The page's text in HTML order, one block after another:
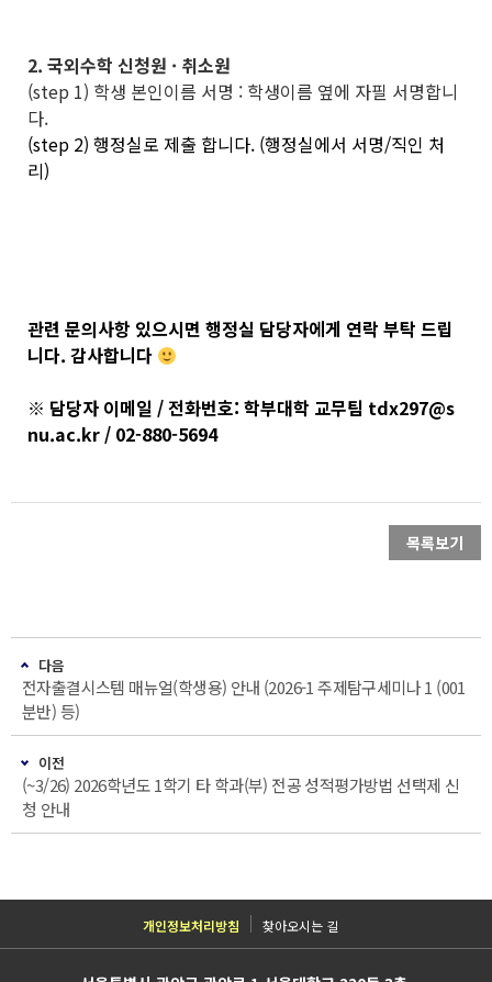
2. 국외수학 신청원 · 취소원
(step 1) 학생 본인이름 서명 : 학생이름 옆에 자필 서명합니
다.
(step 2) 행정실로 제출 합니다. (행정실에서 서명/직인 처
리)
관련 문의사항 있으시면 행정실 담당자에게 연락 부탁 드립
니다. 감사합니다
※ 담당자 이메일 / 전화번호: 학부대학 교무팀 tdx297@s
nu.ac.kr / 02-880-5694
목록보기
다음
전자출결시스템 매뉴얼(학생용) 안내 (2026-1 주제탐구세미나 1 (001
분반) 등)
이전
(~3/26) 2026학년도 1학기 타 학과(부) 전공 성적평가방법 선택제 신
청 안내
개인정보처리방침 찾아오시는 길